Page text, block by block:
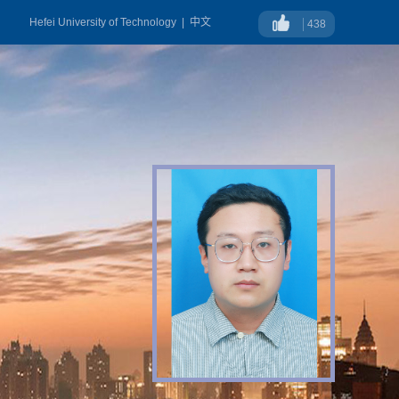
中文
Hefei University of Technology 438